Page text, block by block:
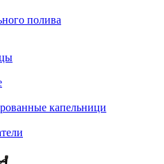
полива
капельници